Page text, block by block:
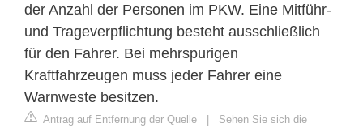
der Anzahl der Personen im PKW. Eine Mitführ-
und Trageverpflichtung besteht ausschließlich
für den Fahrer. Bei mehrspurigen
Kraftfahrzeugen muss jeder Fahrer eine
Warnweste besitzen.
Antrag auf Entfernung der Quelle | Sehen Sie sich die